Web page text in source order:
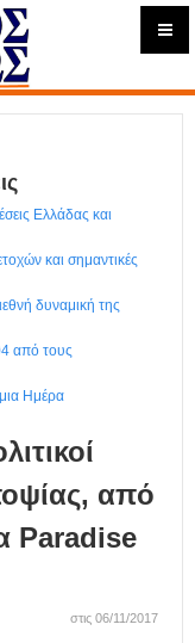
Ελλάδας και
και σημαντικές
δυναμική της
από τους
Ημέρα
από
Paradise
στις 06/11/2017